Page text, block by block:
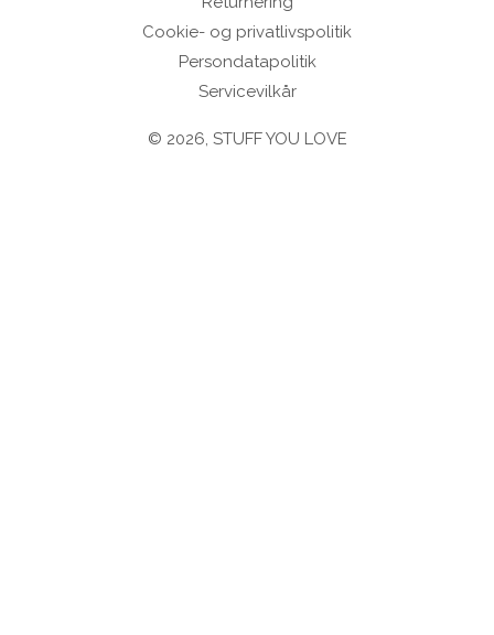
Cookie- og privatlivspolitik
Persondatapolitik
Servicevilkår
© 2026, STUFF YOU LOVE